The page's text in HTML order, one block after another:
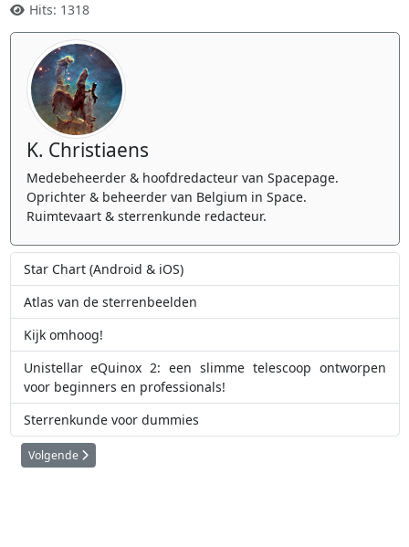
Hits: 1318
K. Christiaens
Medebeheerder & hoofdredacteur van Spacepage.
Oprichter & beheerder van Belgium in Space.
Ruimtevaart & sterrenkunde redacteur.
Star Chart (Android & iOS)
Atlas van de sterrenbeelden
Kijk omhoog!
Unistellar eQuinox 2: een slimme telescoop ontworpen
voor beginners en professionals!
Sterrenkunde voor dummies
Volgende artikel: Astro Pixel Processor: krachtige beeldverwerking
Volgende